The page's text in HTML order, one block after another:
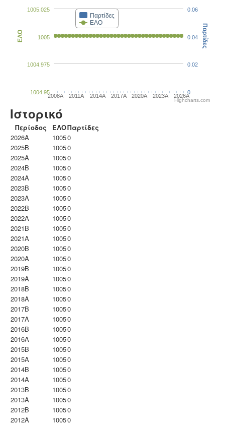
Παρτίδες
ΕΛΟ
2008A 2011A 2014A 2017A 2020A 2023Α 2026A
1004.95
1004.975
1005
1005.025
ΕΛΟ
0
0.02
0.04
0.06
Παρτίδες
Highcharts.com
Ιστορικό
Περίοδος ΕΛΟΠαρτίδες
2026A
10050
2025B
10050
2025A
10050
2024B
10050
2024A
10050
2023B
10050
2023Α
10050
2022B
10050
2022A
10050
2021B
10050
2021A
10050
2020B
10050
2020A
10050
2019B
10050
2019A
10050
2018B
10050
2018A
10050
2017B
10050
2017A
10050
2016B
10050
2016A
10050
2015B
10050
2015A
10050
2014B
10050
2014A
10050
2013B
10050
2013A
10050
2012B
10050
2012A
10050